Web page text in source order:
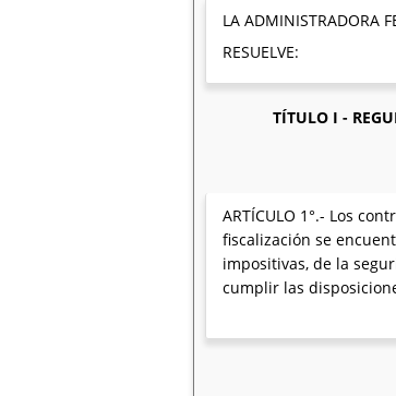
LA ADMINISTRADORA
RESUELVE:
TÍTULO I -
ARTÍCULO 1°.- Los
fiscalización se
impositivas, de la
cumplir las